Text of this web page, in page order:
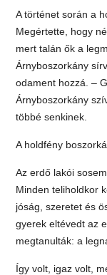
A történet során a
Megértette, hogy
mert talán ők a
Árnyboszorkány
odament hozzá. –
Árnyboszorkány
többé senkinek.
A holdfény
Az erdő lakói
Minden teliholdkor
jóság, szeretet és
gyerek eltévedt az
megtanulták: a
Így volt, igaz volt,